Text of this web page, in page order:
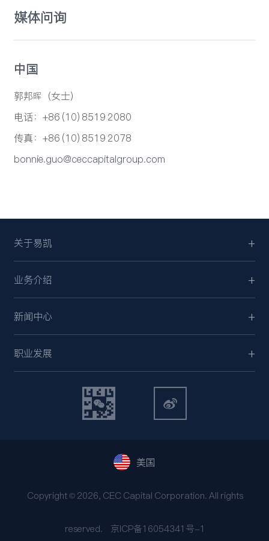
媒体问询
中国
郭邦晖（女士）
电话：+86 (10) 8519 2080
传真：+86 (10) 8519 2078
bonnie.guo@ceccapitalgroup.com
关于易凯
业务介绍
新闻中心
职业发展
美国
Copyright © 2026, CEC Capital Corporation. All rights
reserved. 京ICP备16054341号-1